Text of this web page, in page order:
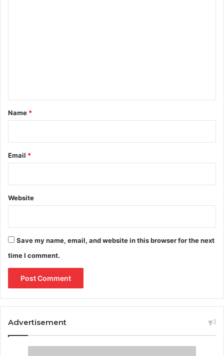
*
Name *
Email *
Website
Save my name, email, and website in this browser for the next
time I comment.
Advertisement